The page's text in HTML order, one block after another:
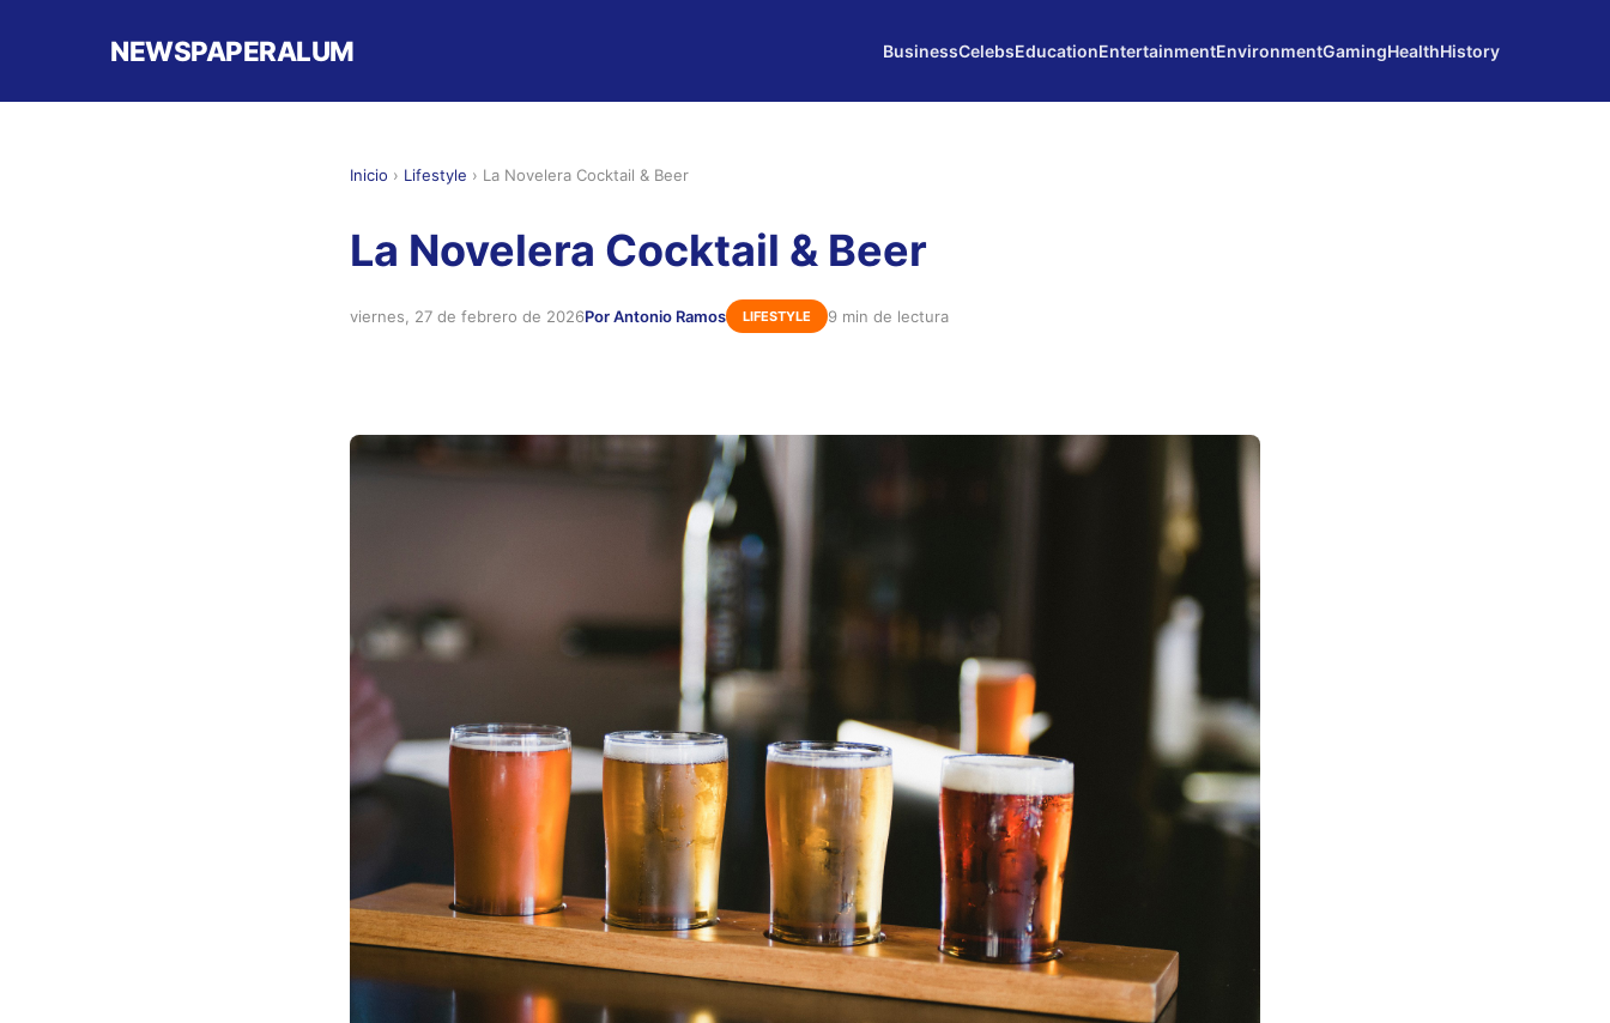
NEWSPAPERALUM BusinessCelebsEducationEntertainmentEnvironmentGamingHealthHistory
Inicio › Lifestyle › La Novelera Cocktail & Beer
La Novelera Cocktail & Beer
viernes, 27 de febrero de 2026Por Antonio Ramos LIFESTYLE 9 min de lectura